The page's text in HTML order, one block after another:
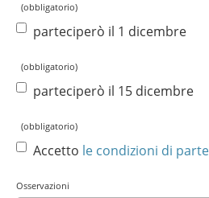
(obbligatorio)
parteciperò il 1 dicembre
(obbligatorio)
parteciperò il 15 dicembre
(obbligatorio)
Accetto le condizioni di
Osservazioni